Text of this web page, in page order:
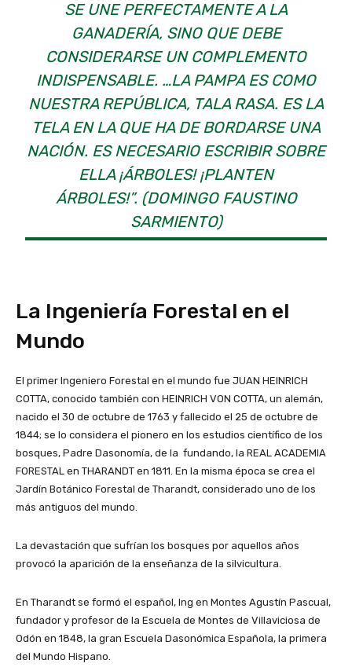
SE UNE PERFECTAMENTE A LA
GANADERÍA, SINO QUE DEBE
CONSIDERARSE UN COMPLEMENTO
INDISPENSABLE. …LA PAMPA ES COMO
NUESTRA REPÚBLICA, TALA RASA. ES LA
TELA EN LA QUE HA DE BORDARSE UNA
NACIÓN. ES NECESARIO ESCRIBIR SOBRE
ELLA ¡ÁRBOLES! ¡PLANTEN
ÁRBOLES!”. (DOMINGO FAUSTINO
SARMIENTO)
La Ingeniería Forestal en el
Mundo
El primer Ingeniero Forestal en el mundo fue JUAN HEINRICH
COTTA, conocido también con HEINRICH VON COTTA, un alemán,
nacido el 30 de octubre de 1763 y fallecido el 25 de octubre de
1844; se lo considera el pionero en los estudios científico de los
bosques, Padre Dasonomía, de la fundando, la REAL ACADEMIA
FORESTAL en THARANDT en 1811. En la misma época se crea el
Jardín Botánico Forestal de Tharandt, considerado uno de los
más antiguos del mundo.
La devastación que sufrían los bosques por aquellos años
provocó la aparición de la enseñanza de la silvicultura.
En Tharandt se formó el español, Ing en Montes Agustín Pascual,
fundador y profesor de la Escuela de Montes de Villaviciosa de
Odón en 1848, la gran Escuela Dasonómica Española, la primera
del Mundo Hispano.